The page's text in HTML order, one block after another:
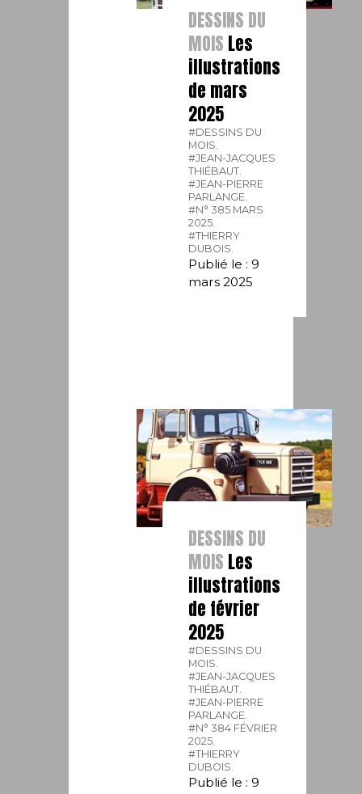
DESSINS DU
MOIS Les
illustrations
de mars
2025
#DESSINS DU
MOIS.
#JEAN-JACQUES
THIÉBAUT.
#JEAN-PIERRE
PARLANGE.
#N° 385 MARS
2025.
#THIERRY
DUBOIS.
Publié le : 9
mars 2025
DESSINS DU
MOIS Les
illustrations
de février
2025
#DESSINS DU
MOIS.
#JEAN-JACQUES
THIÉBAUT.
#JEAN-PIERRE
PARLANGE.
#N° 384 FÉVRIER
2025.
#THIERRY
DUBOIS.
Publié le : 9